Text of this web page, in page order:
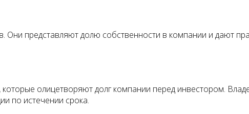
представляют долю собственности в компании и дают
олицетворяют долг компании перед инвестором.
по истечении срока.